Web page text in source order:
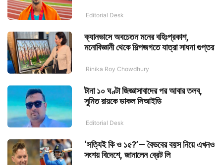
Editorial Desk
ক্যানভাসে অবচেতন মনের বহিঃপ্রকাশ,
মনোবিজ্ঞানী থেকে শিল্পজগতে যাত্রা সাধনা গুপ্তর
Rinika Roy Chowdhury
টানা ১০ ঘণ্টা জিজ্ঞাসাবাদের পর আবার তলব,
সুমিত রায়কে ডাকল সিআইডি
Editorial Desk
‘সত্যিই কি ও ১৫?’— বৈভবের বয়স নিয়ে এখনও
সংশয় বিদেশে, জানালেন ব্রেট লি